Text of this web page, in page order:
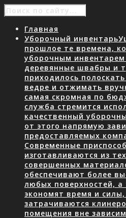
Главная
Уборочный инвентарь
прошлое те времена,
уборочным
деревянные швабры и
приходилось
ведре и отжимать
самая скромная по
служба стремится
качественный
от этого напрямую
предоставляемых
Современные
изготавливаются из
совершенных
обеспечивают более
любых поверхностей, а
экономят время и
затрачиваются
помещения вне